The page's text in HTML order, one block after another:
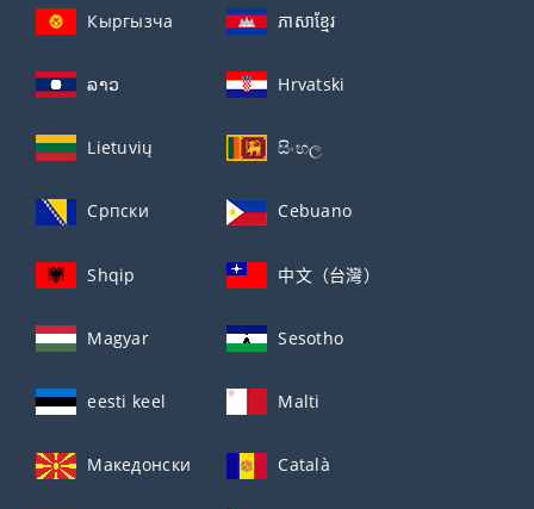
Кыргызча ភាសាខ្មែរ
ລາວ Hrvatski
Lietuvių සිංහල
Српски Cebuano
Shqip 中文（台灣）
Magyar Sesotho
eesti keel Malti
Македонски Català